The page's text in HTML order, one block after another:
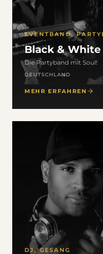
EVENTBAND,
Black & White
Die Partyband mit Soul!
DEUTSCHLAND
MEHR ERFAHREN
DJ, GESANG